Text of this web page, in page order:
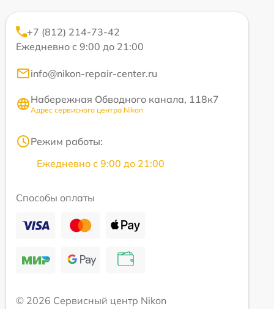
+7 (812) 214-73-42
Ежедневно с 9:00 до 21:00
info@nikon-repair-center.ru
Набережная Обводного канала, 118к7
Адрес сервисного центра Nikon
Режим работы:
Ежедневно с 9:00 до 21:00
Способы оплаты
© 2026 Сервисный центр Nikon